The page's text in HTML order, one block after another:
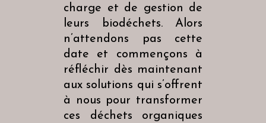
charge et de gestion de
leurs biodéchets. Alors
n’attendons pas cette
date et commençons à
réfléchir dès maintenant
aux solutions qui s’offrent
à nous pour transformer
ces déchets organiques